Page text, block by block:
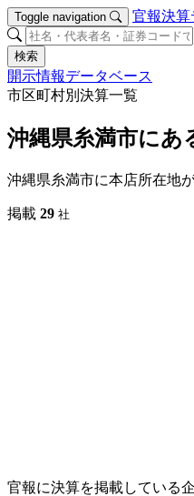
Toggle navigation 官報決算
検索
開示情報データベース
市区町村別決算一覧
沖縄県糸満市にあ
沖縄県糸満市に本店所在地
掲載 29 社
官報に決算を掲載している